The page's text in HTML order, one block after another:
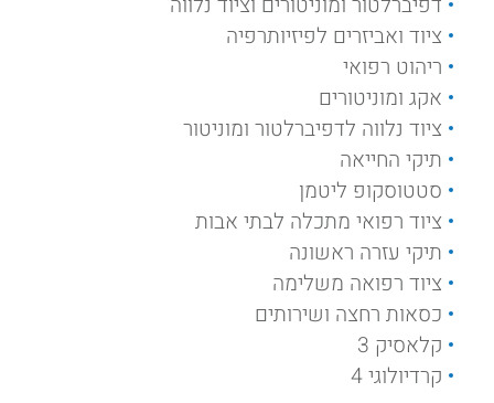
ציוד ואביזרים לפיזיותרפיה
ריהוט רפואי
אקג ומוניטורים
ציוד נלווה לדפיברלטור ומוניטור
תיקי החייאה
סטטוסקופ ליטמן
ציוד רפואי מתכלה לבתי אבות
תיקי עזרה ראשונה
ציוד רפואה משלימה
כסאות רחצה ושירותים
קלאסיק 3
קרדיולוגי 4